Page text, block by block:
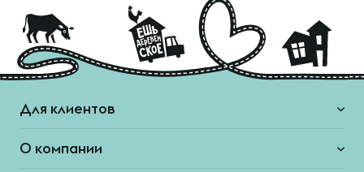
Для клиентов
О компании